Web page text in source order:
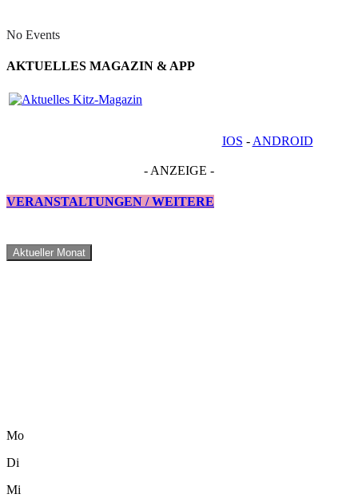
No Events
AKTUELLES MAGAZIN & APP
IOS - ANDROID
- ANZEIGE -
VERANSTALTUNGEN / WEITERE
Aktueller Monat
Mo
Di
Mi